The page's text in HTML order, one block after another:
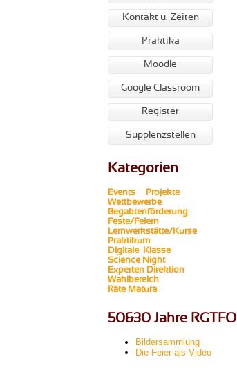
Kontakt u. Zeiten
Praktika
Moodle
Google Classroom
Register
Supplenzstellen
Kategorien
Events
Projekte
Wettbewerbe
Begabtenförderung
Feste/Feiern
Lernwerkstätte/Kurse
Praktikum
Digitale Klasse
Science Night
Experten Direktion
Wahlbereich
Räte Matura
50&30 Jahre RGTFO
Bildersammlung
Die Feier als Video